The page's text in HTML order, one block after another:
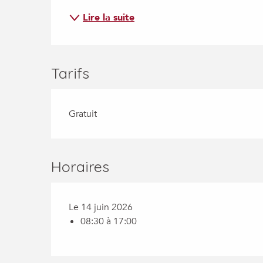
Lire la suite
Tarifs
Gratuit
Horaires
Le 14 juin 2026
08:30 à 17:00